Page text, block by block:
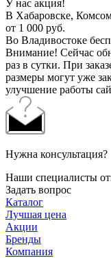
У нас акция!
В Хабаровске,
от 1 000 руб.
Во Владивостоке
Внимание! Сейчас
раз в сутки. При
размеры могут уже
улучшение работы
Нужна консультация?
Наши специалисты
Задать вопрос
Каталог
Лучшая цена
Акции
Бренды
Компания